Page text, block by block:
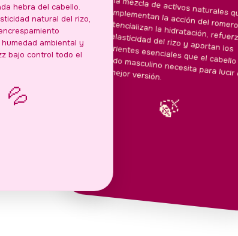
hebra del cabello.
natural del rizo,
ambiental y
bajo control todo el
💦
Una mezcla de activos naturales
complementan la acción del
potencializan la hidratación,
la elasticidad del rizo y aportan
nutrientes esenciales que el
rizado masculino necesita para
su mejor versión.
🍃